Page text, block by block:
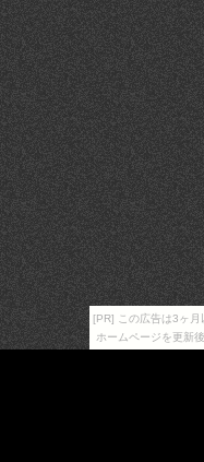
[PR] この広告は3ヶ月
ホームページを更新